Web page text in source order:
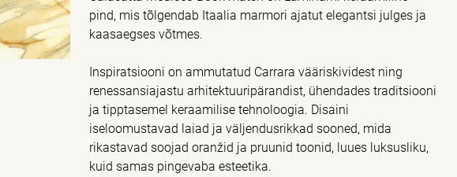
pind, mis tõlgendab Itaalia marmori ajatut elegantsi julges ja
kaasaegses võtmes.
Inspiratsiooni on ammutatud Carrara vääriskividest ning
renessansiajastu arhitektuuripärandist, ühendades traditsiooni
ja tipptasemel keraamilise tehnoloogia. Disaini
iseloomustavad laiad ja väljendusrikkad sooned, mida
rikastavad soojad oranžid ja pruunid toonid, luues luksusliku,
kuid samas pingevaba esteetika.